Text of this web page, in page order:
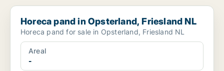
Horeca pand in Opsterland, Friesland NL
Horeca pand in Opsterland, Friesland NL
Horeca pand for sale in Opsterland, Friesland NL
Areal
-